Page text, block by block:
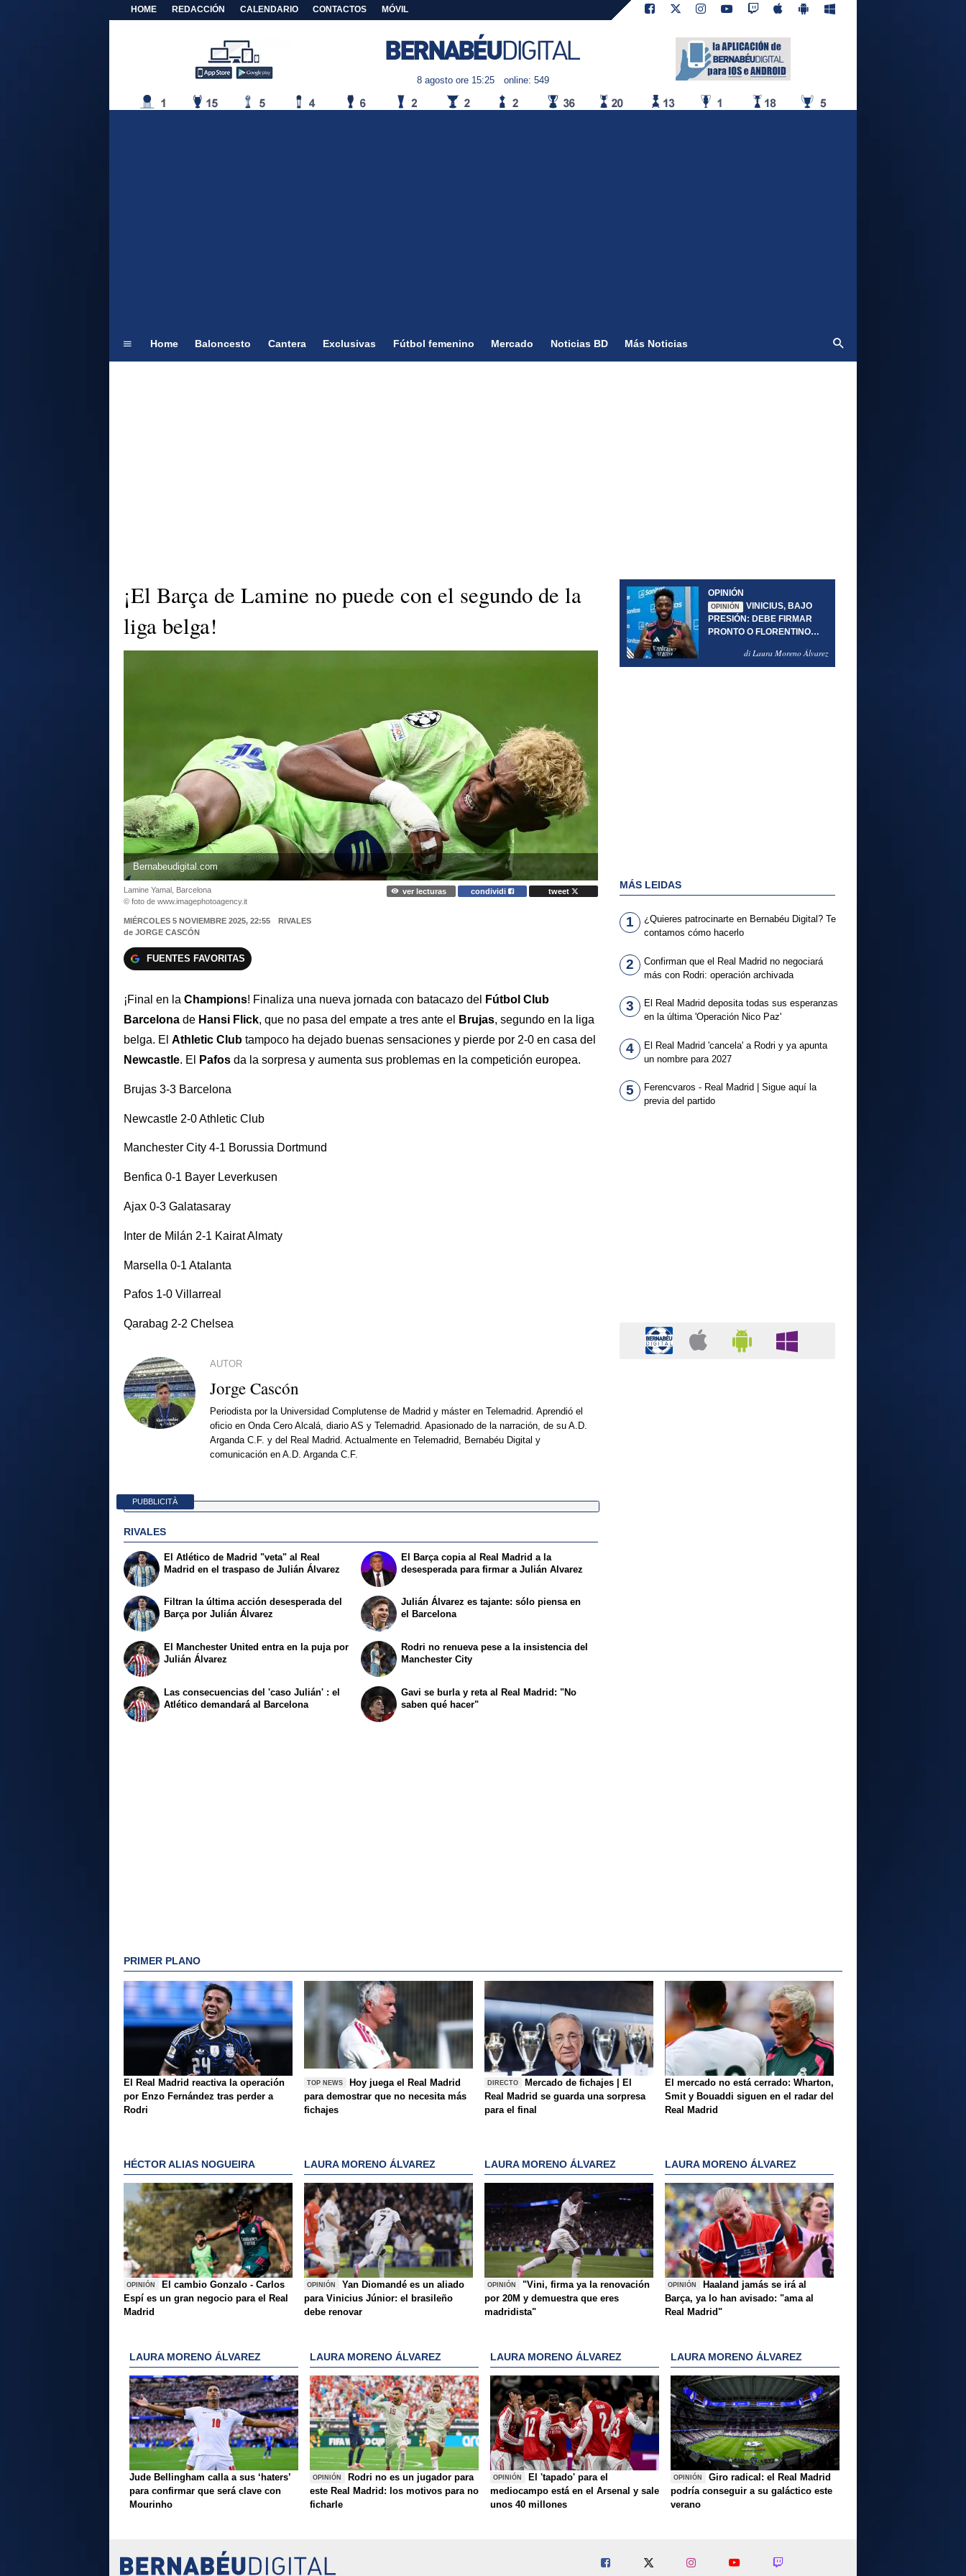
HOME REDACCIÓN CALENDARIO CONTACTOS MÓVIL
8 agosto ore 15:25 online: 549
Home Baloncesto Cantera Exclusivas Fútbol femenino Mercado Noticias BD Más Noticias
¡El Barça de Lamine no puede con el segundo de la
liga belga!
Bernabeudigital.com
Lamine Yamal, Barcelona
© foto de www.imagephotoagency.it
ver lecturas condividi tweet
MIÉRCOLES 5 NOVIEMBRE 2025, 22:55
RIVALES
de JORGE CASCÓN
FUENTES FAVORITAS
¡Final en la Champions! Finaliza una nueva jornada con batacazo del
Fútbol Club
Barcelona de Hansi Flick, que no pasa del empate a tres ante el Brujas, segundo en la liga
belga. El Athletic Club tampoco ha dejado buenas sensaciones y pierde por 2-0 en casa del
Newcastle. El Pafos da la sorpresa y aumenta sus problemas en la competición europea.
Brujas 3-3 Barcelona
Newcastle 2-0 Athletic Club
Manchester City 4-1 Borussia Dortmund
Benfica 0-1 Bayer Leverkusen
Ajax 0-3 Galatasaray
Inter de Milán 2-1 Kairat Almaty
Marsella 0-1 Atalanta
Pafos 1-0 Villarreal
Qarabag 2-2 Chelsea
AUTOR
Jorge Cascón
Periodista por la Universidad Complutense de Madrid y máster en Telemadrid. Aprendió el
oficio en Onda Cero Alcalá, diario AS y Telemadrid. Apasionado de la narración, de su A.D.
Arganda C.F. y del Real Madrid. Actualmente en Telemadrid, Bernabéu Digital y
comunicación en A.D. Arganda C.F.
PUBBLICITÀ
RIVALES
El Atlético de Madrid "veta" al Real
Madrid en el traspaso de Julián Álvarez
Filtran la última acción desesperada del
Barça por Julián Álvarez
El Barça copia al Real Madrid a la
desesperada para firmar a Julián Alvarez
Julián Álvarez es tajante: sólo piensa en
el Barcelona
El Manchester United entra en la puja por
Julián Álvarez
Las consecuencias del 'caso Julián' : el
Atlético demandará al Barcelona
Rodri no renueva pese a la insistencia del
Manchester City
Gavi se burla y reta al Real Madrid: "No
saben qué hacer"
OPINIÓN
OPINIÓN
VINICIUS, BAJO
PRESIÓN: DEBE FIRMAR
PRONTO O FLORENTINO
di Laura Moreno Álvarez
MÁS LEIDAS
1
¿Quieres patrocinarte en Bernabéu Digital? Te
contamos cómo hacerlo
2
Confirman que el Real Madrid no negociará
más con Rodri: operación archivada
3
El Real Madrid deposita todas sus esperanzas
en la última 'Operación Nico Paz'
4
El Real Madrid 'cancela' a Rodri y ya apunta
un nombre para 2027
5
Ferencvaros - Real Madrid | Sigue aquí la
previa del partido
PRIMER PLANO
El Real Madrid reactiva la operación
por Enzo Fernández tras perder a
Rodri
TOP NEWS
Hoy juega el Real Madrid
para demostrar que no necesita más
fichajes
DIRECTO
Mercado de fichajes | El
Real Madrid se guarda una sorpresa
para el final
El mercado no está cerrado: Wharton,
Smit y Bouaddi siguen en el radar del
Real Madrid
HÉCTOR ALIAS NOGUEIRA
OPINIÓN
El cambio Gonzalo - Carlos
Espí es un gran negocio para el Real
Madrid
LAURA MORENO ÁLVAREZ
OPINIÓN
Yan Diomandé es un aliado
para Vinicius Júnior: el brasileño
debe renovar
LAURA MORENO ÁLVAREZ
OPINIÓN
"Vini, firma ya la renovación
por 20M y demuestra que eres
madridista"
LAURA MORENO ÁLVAREZ
OPINIÓN
Haaland jamás se irá al
Barça, ya lo han avisado: "ama al
Real Madrid"
LAURA MORENO ÁLVAREZ
Jude Bellingham calla a sus ‘haters’
para confirmar que será clave con
Mourinho
LAURA MORENO ÁLVAREZ
OPINIÓN
Rodri no es un jugador para
este Real Madrid: los motivos para no
ficharle
LAURA MORENO ÁLVAREZ
OPINIÓN
El 'tapado' para el
mediocampo está en el Arsenal y sale
unos 40 millones
LAURA MORENO ÁLVAREZ
OPINIÓN
Giro radical: el Real Madrid
podría conseguir a su galáctico este
verano